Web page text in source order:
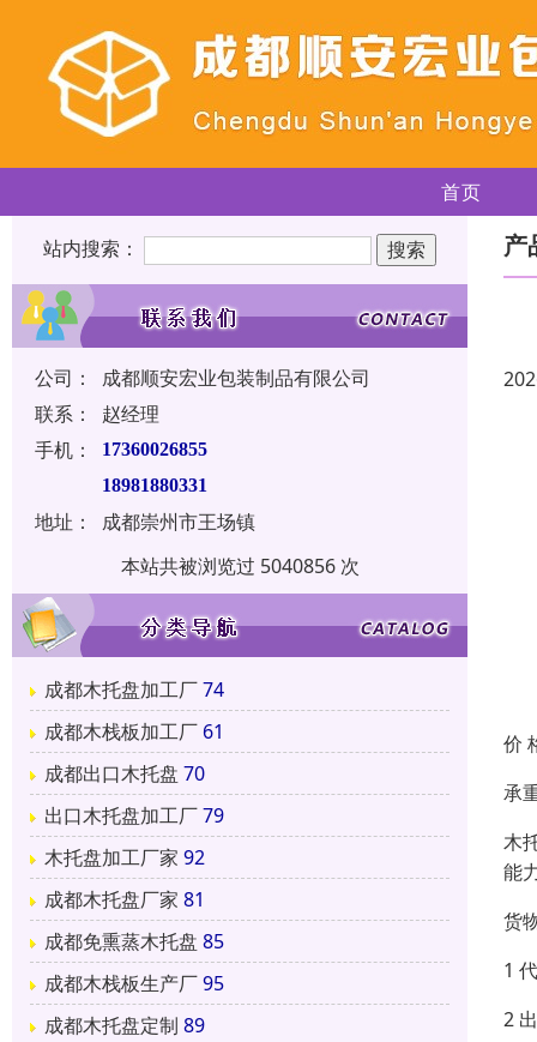
首页
站内搜索：
公司：
成都顺安宏业包装制品有限公司
联系：
赵经理
手机：
17360026855
18981880331
地址：
成都崇州市王场镇
本站共被浏览过 5040856 次
成都木托盘加工厂74
成都木栈板加工厂 61
成都出口木托盘 70
出口木托盘加工厂79
木托盘加工厂家 92
成都木托盘厂家 81
成都免熏蒸木托盘 85
成都木栈板生产厂95
成都木托盘定制 89
产
价
承
木
能
货
1
2